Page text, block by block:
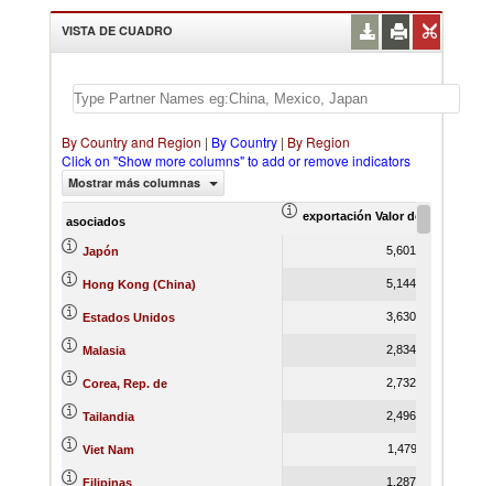
VISTA DE CUADRO
By Country and Region | By Country | By Region
Click on "Show more columns" to add or remove indicators
Mostrar más columnas
asociados exportación Valor del comercio
Japón 5,601,903.23
Hong Kong (China) 5,144,657.69
Estados Unidos 3,630,921.28
Malasia 2,834,930.08
Corea, Rep. de 2,732,800.26
Tailandia 2,496,164.31
Viet Nam 1,479,540.11
Filipinas 1,287,771.47